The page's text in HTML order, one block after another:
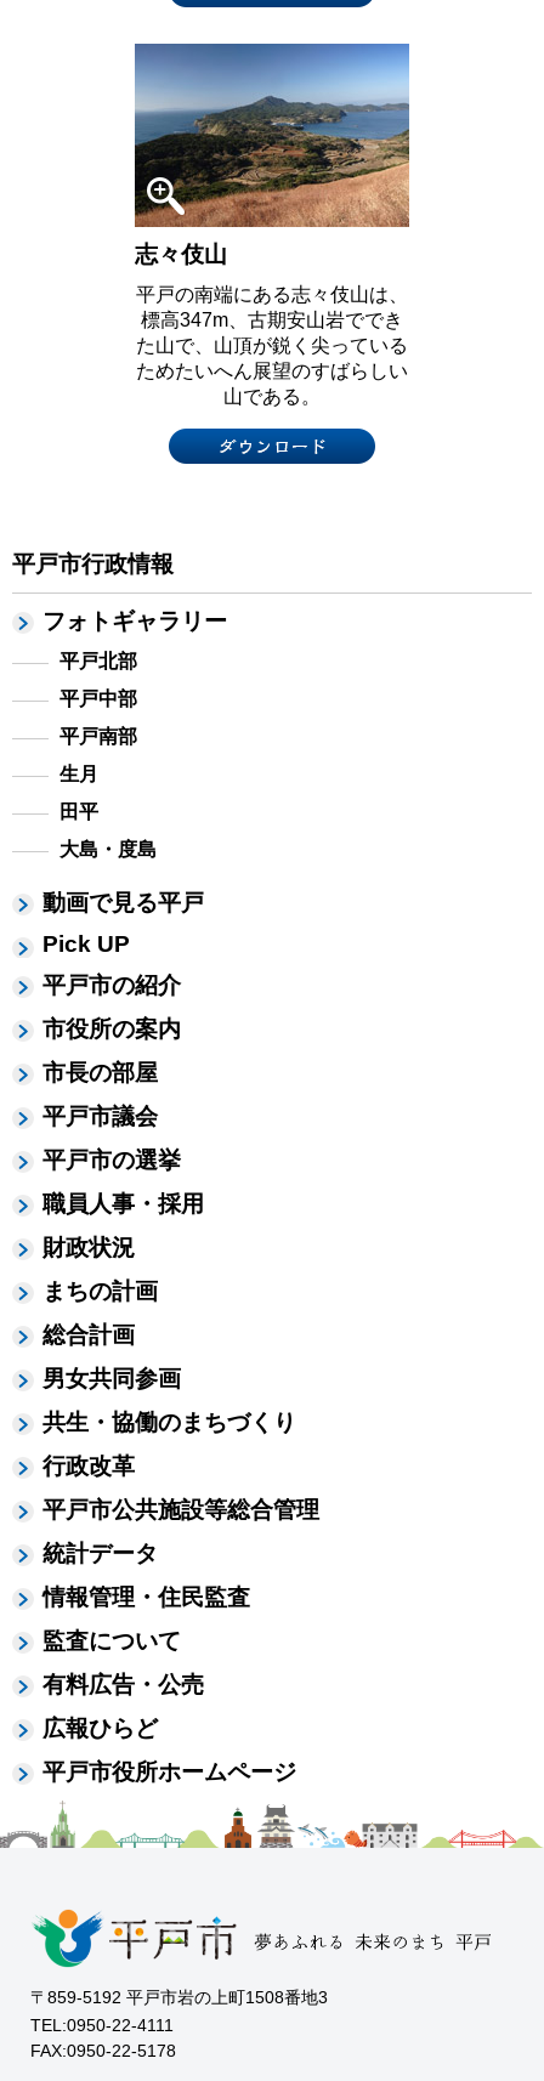
平戸市行政情報
フォトギャラリー
平戸北部
平戸中部
平戸南部
生月
田平
大島・度島
動画で見る平戸
Pick UP
平戸市の紹介
市役所の案内
市長の部屋
平戸市議会
平戸市の選挙
職員人事・採用
財政状況
まちの計画
総合計画
男女共同参画
共生・協働のまちづくり
行政改革
平戸市公共施設等総合管理
統計データ
情報管理・住民監査
監査について
有料広告・公売
広報ひらど
平戸市役所ホームページ
志々伎山
平戸の南端にある志々伎山は、
標高347m、古期安山岩ででき
た山で、山頂が鋭く尖っている
ためたいへん展望のすばらしい
山である。
〒859-5192 平戸市岩の上町1508番地3
TEL:0950-22-4111
FAX:0950-22-5178